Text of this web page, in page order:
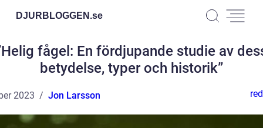
DJURBLOGGEN.se
fågel: En fördjupande studie av
betydelse, typer och historik”
2023 Jon Larsson